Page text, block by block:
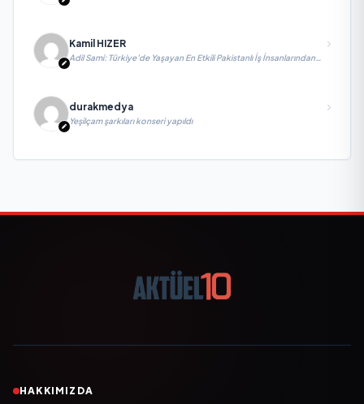
Kamil HIZER
Adil Sami: Türkiye’de Yaşayan En Etkili Pakistanlı İş İnsanlarından
durakmedya
Yeşilçam şarkıları konseri yapıldı
HAKKIMIZDA